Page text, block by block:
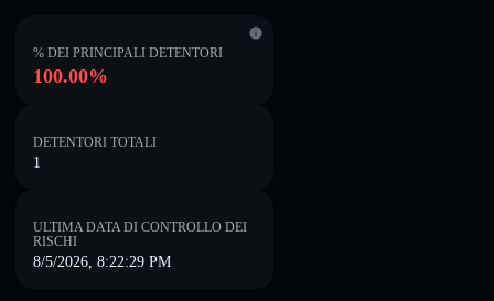
% DEI PRINCIPALI DETENTORI
100.00%
DETENTORI TOTALI
1
ULTIMA DATA DI CONTROLLO DEI
RISCHI
8/5/2026, 8:22:29 PM